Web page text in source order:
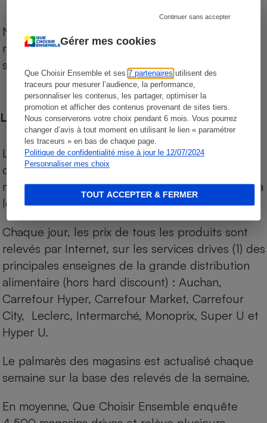
Gérer mes cookies
Que Choisir Ensemble et ses7 partenaires utilisent des
traceurs pour mesurer l’audience, la performance,
personnaliser les contenus, les partager, optimiser la
promotion et afficher des contenus provenant de sites tiers.
Nous conserverons votre choix pendant 6 mois. Vous pourrez
changer d’avis à tout moment en utilisant le lien « paramétrer
les traceurs » en bas de chaque page.
Politique de confidentialité mise à jour le 12/07/2024
Personnaliser mes choix
Continuer sans accepter
TOUT ACCEPTER & FERMER
Notre comparateur de supermarchés propose le
niveau de prix des supermarchés, géolocalisés
sur le territoire français.
Les comparaisons de prix
Les comparaisons sont réalisées sur l’ensemble
des produits des magasins. Les produits de
marques de distributeurs (MDD) sont comparés à
leurs équivalents chez leurs concurrents.
Chaque jour, les prix de tous les produits sont
relevés par Internet, sur les services drives (1) des
principales enseignes de la grande distribution
alimentaire (hors hard discount) : Auchan,
Carrefour Hyper, Carrefour Market, Carrefour
City, Leclerc, Intermarché, Monoprix, Super U et
Hyper U.
Le palmarès des magasins est actualisé chaque
semaine sur la base des relevés de la semaine.
En moyenne, Que Choisir Ensemble enquête